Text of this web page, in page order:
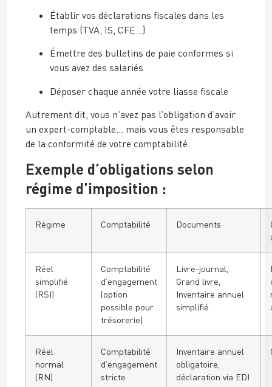
Établir vos déclarations fiscales dans les
temps (TVA, IS, CFE…)
Émettre des bulletins de paie conformes si
vous avez des salariés
Déposer chaque année votre liasse fiscale
Autrement dit, vous n’avez pas l’obligation d’avoir
un expert-comptable… mais vous êtes responsable
de la conformité de votre comptabilité.
Exemple d’obligations selon
régime d’imposition :
Régime Comptabilité Documents
Réel
simplifié
(RSI)
Comptabilité
d’engagement
(option
possible pour
trésorerie)
Livre-journal,
Grand livre,
Inventaire annuel
simplifié
Réel
normal
(RN)
Comptabilité
d’engagement
stricte
Inventaire annuel
obligatoire,
déclaration via EDI